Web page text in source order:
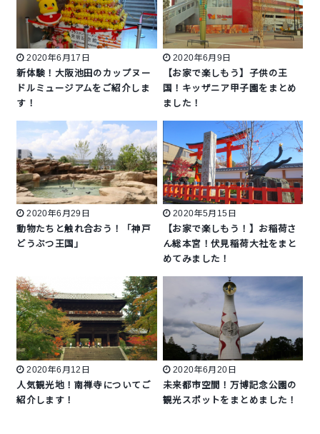
2020年6月17日
新体験！大阪池田のカップヌー
ドルミュージアムをご紹介しま
す！
2020年6月9日
【お家で楽しもう】子供の王
国！キッザニア甲子園をまとめ
ました！
2020年6月29日
動物たちと触れ合おう！「神戸
どうぶつ王国」
2020年5月15日
【お家で楽しもう！】お稲荷さ
ん総本宮！伏見稲荷大社をまと
めてみました！
2020年6月12日
人気観光地！南禅寺についてご
紹介します！
2020年6月20日
未来都市空間！万博記念公園の
観光スポットをまとめました！